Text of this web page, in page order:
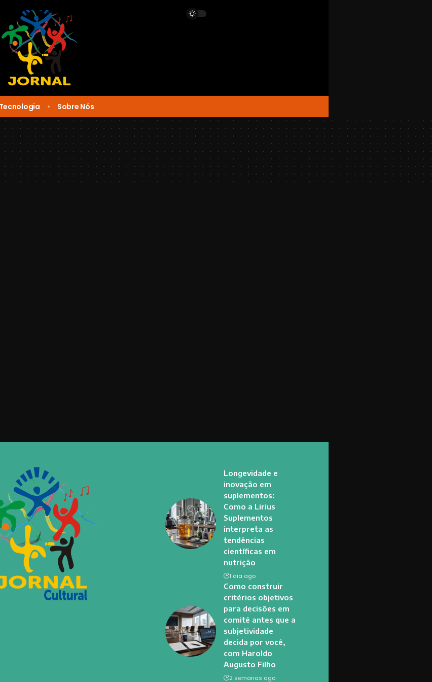
Tecnologia Sobre Nós
Longevidade e
inovação em
suplementos:
Como a Lirius
Suplementos
interpreta as
tendências
científicas em
nutrição
1 dia ago
Como construir
critérios objetivos
para decisões em
comitê antes que a
subjetividade
decida por você,
com Haroldo
Augusto Filho
2 semanas ago